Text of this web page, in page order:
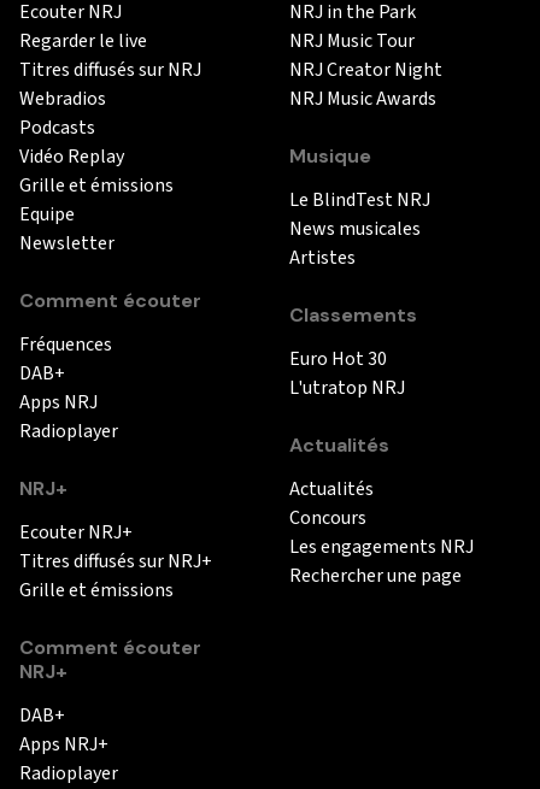
Ecouter NRJ
Regarder le live
Titres diffusés sur NRJ
Webradios
Podcasts
Vidéo Replay
Grille et émissions
Equipe
Newsletter
Comment écouter
Fréquences
DAB+
Apps NRJ
Radioplayer
NRJ+
Ecouter NRJ+
Titres diffusés sur NRJ+
Grille et émissions
Comment écouter
NRJ+
DAB+
Apps NRJ+
Radioplayer
NRJ in the Park
NRJ Music Tour
NRJ Creator Night
NRJ Music Awards
Musique
Le BlindTest NRJ
News musicales
Artistes
Classements
Euro Hot 30
L'utratop NRJ
Actualités
Actualités
Concours
Les engagements NRJ
Rechercher une page